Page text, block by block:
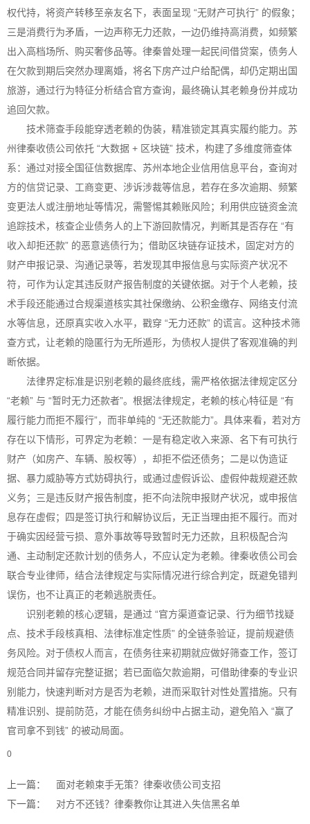
权代持，将资产转移至亲友名下，表面呈现 “无财产可执行” 的假象；
三是消费行为矛盾，一边声称无力还款，一边仍维持高消费，如频繁
出入高档场所、购买奢侈品等。律秦曾处理一起民间借贷案，债务人
在欠款到期后突然办理离婚，将名下房产过户给配偶，却仍定期出国
旅游，通过行为特征分析结合官方查询，最终确认其老赖身份并成功
追回欠款。
技术筛查手段能穿透老赖的伪装，精准锁定其真实履约能力。苏
州律秦收债公司依托 “大数据 + 区块链” 技术，构建了多维度筛查体
系：通过对接全国征信数据库、苏州本地企业信用信息平台，查询对
方的信贷记录、工商变更、涉诉涉裁等信息，若存在多次逾期、频繁
变更法人或注册地址等情况，需警惕其赖账风险；利用供应链资金流
追踪技术，核查企业债务人的上下游回款情况，判断其是否存在 “有
收入却拒还款” 的恶意逃债行为；借助区块链存证技术，固定对方的
财产申报记录、沟通记录等，若发现其申报信息与实际资产状况不
符，可作为认定其违反财产报告制度的关键依据。对于个人老赖，技
术手段还能通过合规渠道核实其社保缴纳、公积金缴存、网络支付流
水等信息，还原真实收入水平，戳穿 “无力还款” 的谎言。这种技术筛
查方式，让老赖的隐匿行为无所遁形，为债权人提供了客观准确的判
断依据。
法律界定标准是识别老赖的最终底线，需严格依据法律规定区分
“老赖” 与 “暂时无力还款者”。根据法律规定，老赖的核心特征是 “有
履行能力而拒不履行”，而非单纯的 “无还款能力”。具体来看，若对方
存在以下情形，可界定为老赖：一是有稳定收入来源、名下有可执行
财产（如房产、车辆、股权等），却拒不偿还债务；二是以伪造证
据、暴力威胁等方式妨碍执行，或通过虚假诉讼、虚假仲裁规避还款
义务；三是违反财产报告制度，拒不向法院申报财产状况，或申报信
息存在虚假；四是签订执行和解协议后，无正当理由拒不履行。而对
于确实因经营亏损、意外事故等导致暂时无力还款，且积极配合沟
通、主动制定还款计划的债务人，不应认定为老赖。律秦收债公司会
联合专业律师，结合法律规定与实际情况进行综合判定，既避免错判
误伤，也不让真正的老赖逃脱责任。
识别老赖的核心逻辑，是通过 “官方渠道查记录、行为细节找疑
点、技术手段核真相、法律标准定性质” 的全链条验证，提前规避债
务风险。对于债权人而言，在债务往来初期就应做好筛查工作，签订
规范合同并留存完整证据；若已面临欠款逾期，可借助律秦的专业识
别能力，快速判断对方是否为老赖，进而采取针对性处置措施。只有
精准识别、提前防范，才能在债务纠纷中占据主动，避免陷入 “赢了
官司拿不到钱” 的被动局面。
0
上一篇：
面对老赖束手无策？律秦收债公司支招
下一篇：
对方不还钱？律秦教你让其进入失信黑名单